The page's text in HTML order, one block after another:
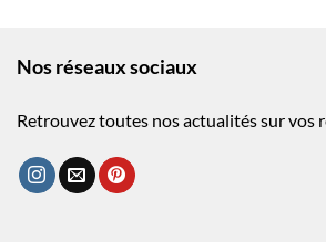
Nos réseaux sociaux
Retrouvez toutes nos actualités sur vos